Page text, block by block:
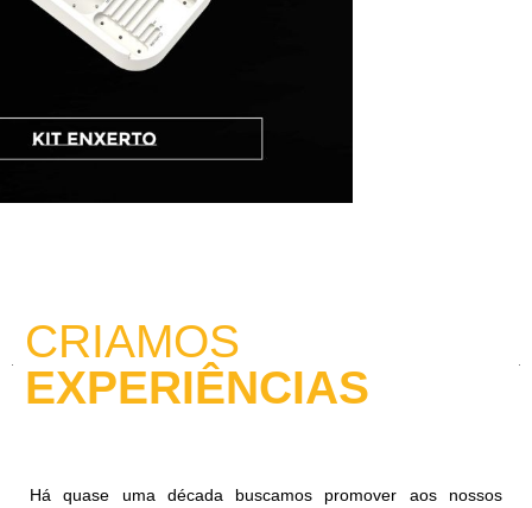
CRIAMOS
EXPERIÊNCIAS
Há quase uma década buscamos promover aos nossos